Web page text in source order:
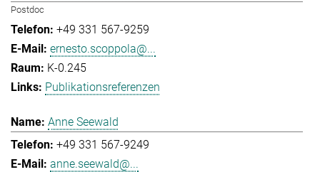
Postdoc
+49 331 567-9259
ernesto.scoppola@...
K-0.245
Publikationsreferenzen
Anne Seewald
+49 331 567-9249
anne.seewald@...